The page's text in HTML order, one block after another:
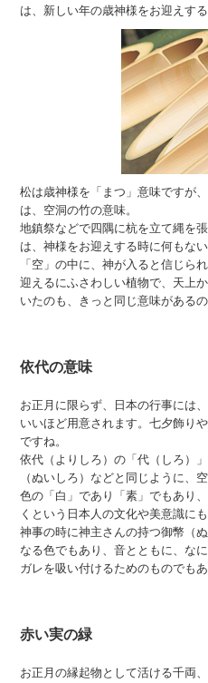
は、新しい年の歳神様をお迎えす
松は歳神様を「まつ」意味ですが
は、空洞の竹の意味。
地鎮祭などで四隅に杭を立て縄を
は、神様をお迎えする時に何もな
「空」の中に、神が入ると信じら
迎えるにふさわしい植物で、天上
いたのも、きっと同じ意味があるの
依代の意味
お正月に限らず、日本の行事には
いいほど用意されます。七夕飾り
ですね。
依代（よりしろ）の「代（しろ）
（ぬいしろ）などと同じように、
色の「白」であり「素」でもあり
くという日本人の文化や美意識に
神事の時に神主さんの持つ御幣（
なる色でもあり、音とともに、な
ガレを吸い付けるためのものでもあ
赤い実の緑
お正月の縁起物として活ける千両